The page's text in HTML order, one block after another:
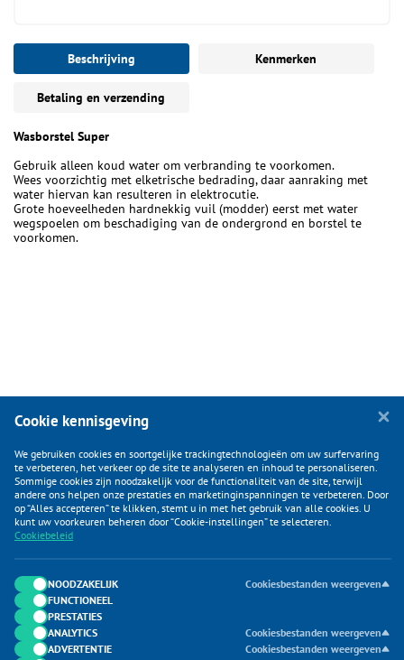
Beschrijving Kenmerken
Betaling en verzending
Wasborstel Super
Gebruik alleen koud water om verbranding te voorkomen.
Wees voorzichtig met elketrische bedrading, daar aanraking met
water hiervan kan resulteren in elektrocutie.
Grote hoeveelheden hardnekkig vuil (modder) eerst met water
wegspoelen om beschadiging van de ondergrond en borstel te
voorkomen.
KLANTENSERVICE
CATEGORIEËN
DUIJVELAAR E-COMMERCE
CONTACTEN
Cookie kennisgeving
We gebruiken cookies en soortgelijke trackingtechnologieën om uw surfervaring
te verbeteren, het verkeer op de site te analyseren en inhoud te personaliseren.
Sommige cookies zijn noodzakelijk voor de functionaliteit van de site, terwijl
andere ons helpen onze prestaties en marketinginspanningen te verbeteren. Door
op “Alles accepteren” te klikken, stemt u in met het gebruik van alle cookies. U
kunt uw voorkeuren beheren door “Cookie-instellingen” te selecteren.
Cookiebeleid
NOODZAKELIJK
Cookiesbestanden weergeven
FUNCTIONEEL
PRESTATIES
ANALYTICS
Cookiesbestanden weergeven
ADVERTENTIE
Cookiesbestanden weergeven